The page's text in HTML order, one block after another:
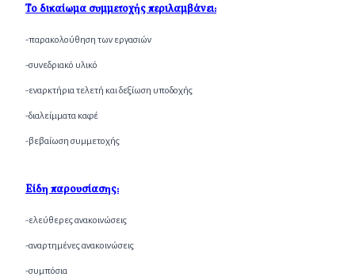
Το δικαίωμα συμμετοχής περιλαμβάνει:
-παρακολούθηση των εργασιών
-συνεδριακό υλικό
-εναρκτήρια τελετή και δεξίωση υποδοχής
-διαλείμματα καφέ
-βεβαίωση συμμετοχής
Είδη παρουσίασης:
-ελεύθερες ανακοινώσεις
-αναρτημένες ανακοινώσεις
-συμπόσια